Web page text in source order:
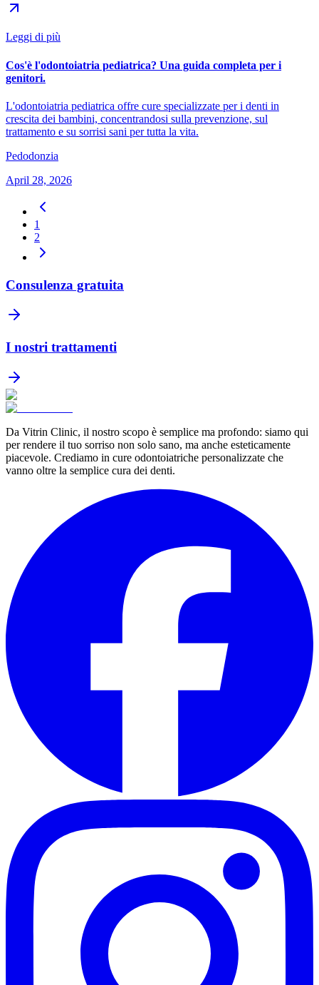
Leggi di più
Cos'è l'odontoiatria pediatrica? Una guida completa per i
genitori.
L'odontoiatria pediatrica offre cure specializzate per i denti in
crescita dei bambini, concentrandosi sulla prevenzione, sul
trattamento e su sorrisi sani per tutta la vita.
Pedodonzia
April 28, 2026
1
2
Consulenza gratuita
I nostri trattamenti
Da Vitrin Clinic, il nostro scopo è semplice ma profondo: siamo qui
per rendere il tuo sorriso non solo sano, ma anche esteticamente
piacevole. Crediamo in cure odontoiatriche personalizzate che
vanno oltre la semplice cura dei denti.